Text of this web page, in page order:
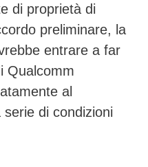
di proprietà di
preliminare, la
entrare a far
Qualcomm
al
di condizioni